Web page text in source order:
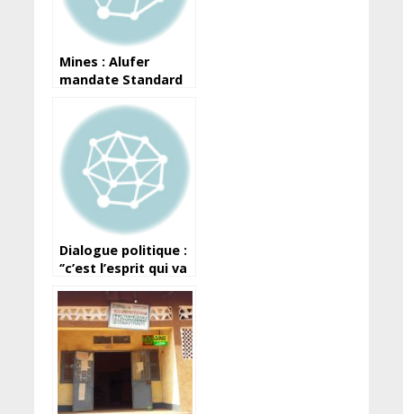
Mines : Alufer
mandate Standard
trouver de
nouveaux
investisseurs
(Westaf Mining)
Dialogue politique :
‘’c’est l’esprit qui va
compte’’, dit Faya
Millimouno, de
retour des Usa